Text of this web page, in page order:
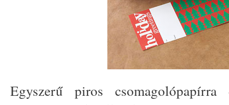
Egyszerű piros